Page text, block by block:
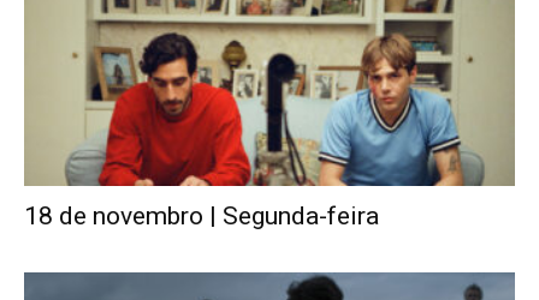
18 de novembro | Segunda-feira